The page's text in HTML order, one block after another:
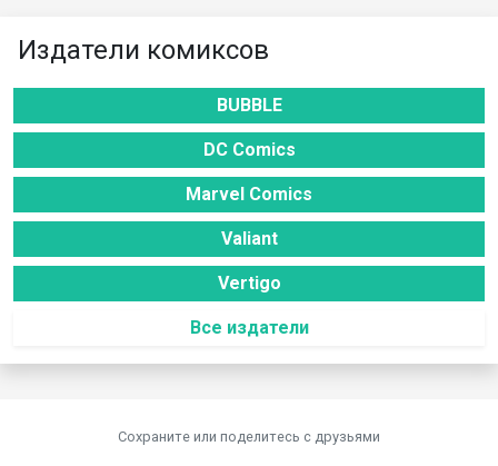
Издатели комиксов
BUBBLE
DC Comics
Marvel Comics
Valiant
Vertigo
Все издатели
Сохраните или поделитесь c друзьями